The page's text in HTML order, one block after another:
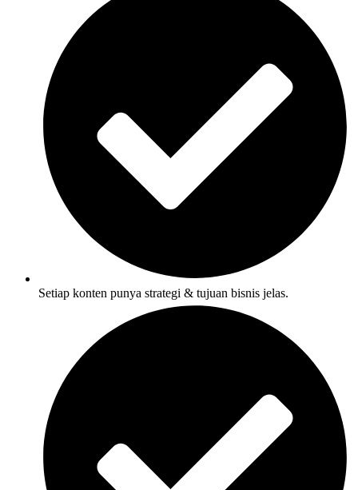
Setiap konten punya strategi & tujuan bisnis jelas.